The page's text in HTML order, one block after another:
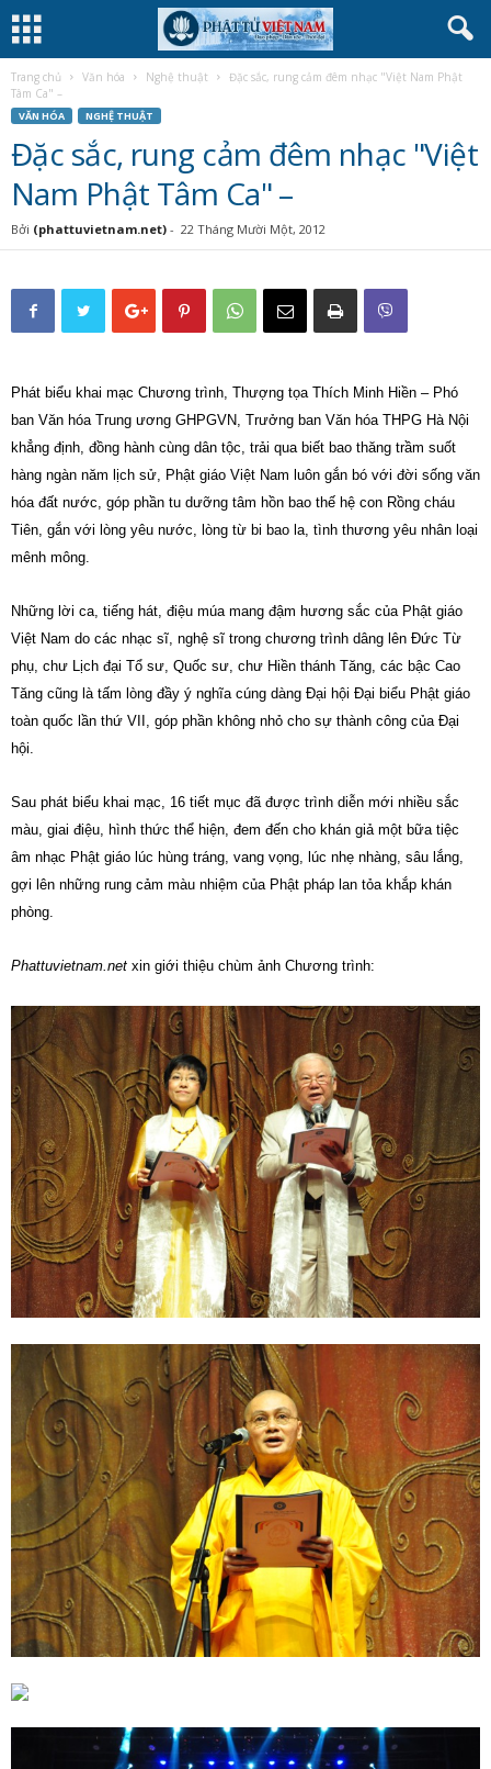
Trang chủ Văn hóa Nghệ thuật
Đặc sắc, rung cảm đêm nhạc "Việt Nam Phật
Tâm Ca" –
VĂN HÓA NGHỆ THUẬT
Đặc sắc, rung cảm đêm nhạc "Việt
Nam Phật Tâm Ca" –
Bởi (phattuvietnam.net) - 22 Tháng Mười Một, 2012
Phát biểu khai mạc Chương trình, Thượng tọa Thích Minh Hiền – Phó
ban Văn hóa Trung ương GHPGVN, Trưởng ban Văn hóa THPG Hà Nội
khẳng định, đồng hành cùng dân tộc, trải qua biết bao thăng trầm suốt
hàng ngàn năm lịch sử, Phật giáo Việt Nam luôn gắn bó với đời sống văn
hóa đất nước, góp phần tu dưỡng tâm hồn bao thế hệ con Rồng cháu
Tiên, gắn với lòng yêu nước, lòng từ bi bao la, tình thương yêu nhân loại
mênh mông.
Những lời ca, tiếng hát, điệu múa mang đậm hương sắc của Phật giáo
Việt Nam do các nhạc sĩ, nghệ sĩ trong chương trình dâng lên Đức Từ
phụ, chư Lịch đại Tổ sư, Quốc sư, chư Hiền thánh Tăng, các bậc Cao
Tăng cũng là tấm lòng đầy ý nghĩa cúng dàng Đại hội Đại biểu Phật giáo
toàn quốc lần thứ VII, góp phần không nhỏ cho sự thành công của Đại
hội.
Sau phát biểu khai mạc, 16 tiết mục đã được trình diễn mới nhiều sắc
màu, giai điệu, hình thức thể hiện, đem đến cho khán giả một bữa tiệc
âm nhạc Phật giáo lúc hùng tráng, vang vọng, lúc nhẹ nhàng, sâu lắng,
gợi lên những rung cảm màu nhiệm của Phật pháp lan tỏa khắp khán
phòng.
Phattuvietnam.net xin giới thiệu chùm ảnh Chương trình: